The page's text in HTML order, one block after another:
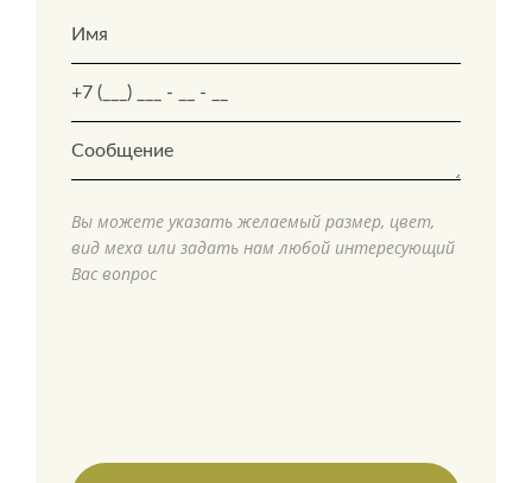
Вы можете указать желаемый размер, цвет,
вид меха или задать нам любой интересующий
Вас вопрос